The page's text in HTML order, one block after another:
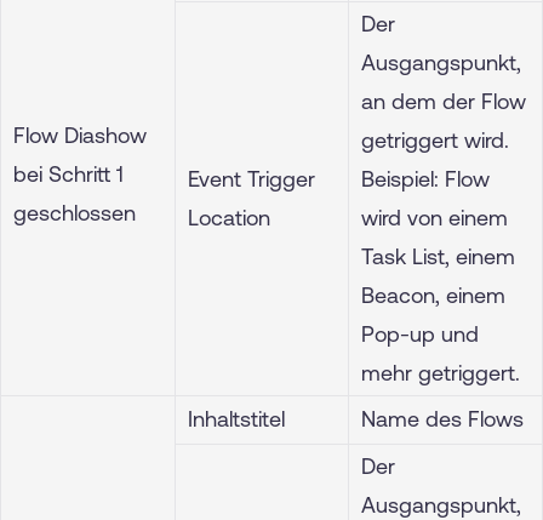
Flow Diashow
bei Schritt 1
geschlossen
Event Trigger
Location
Der
Ausgangspunkt,
an dem der Flow
getriggert wird.
Beispiel: Flow
wird von einem
Task List, einem
Beacon, einem
Pop-up und
mehr getriggert.
Inhaltstitel Name des Flows
Der
Ausgangspunkt,